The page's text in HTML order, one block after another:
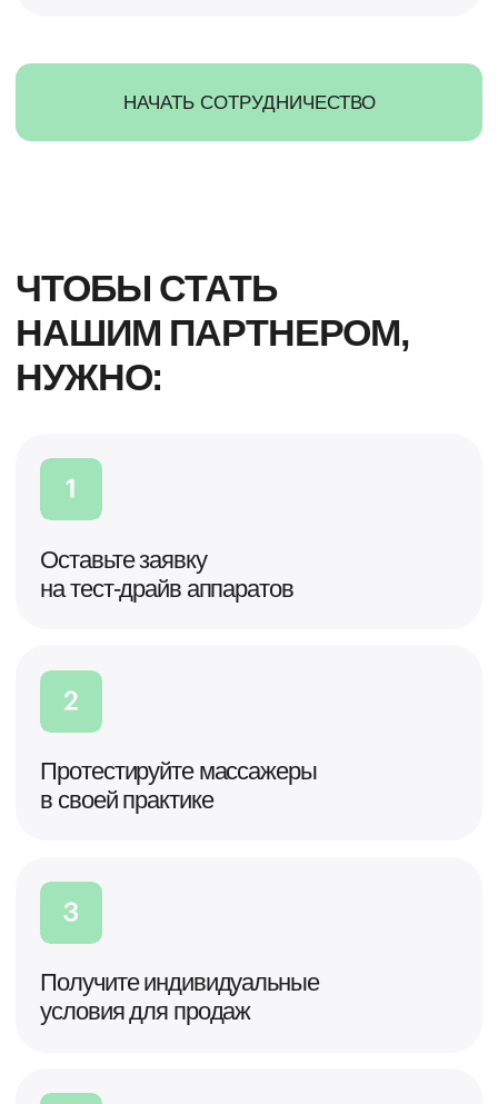
Мессенджеры
(не для звонков)
ул.Труда, 84, БД Петровский, 303
По вопросам рекламы и маркетинга